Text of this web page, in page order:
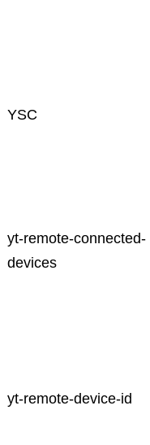
YSC
yt-remote-connected-
devices
yt-remote-device-id